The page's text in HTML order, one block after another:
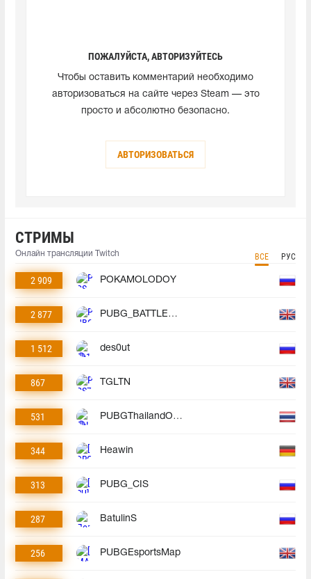
ПОЖАЛУЙСТА, АВТОРИЗУЙТЕСЬ
Чтобы оставить комментарий необходимо
авторизоваться на сайте через Steam — это
просто и абсолютно безопасно.
АВТОРИЗОВАТЬСЯ
СТРИМЫ
Онлайн трансляции Twitch ВСЕ РУС
2 909 POKAMOLODOY
2 877 PUBG_BATTLEGROUNDS
1 512 des0ut
867 TGLTN
531 PUBGThailandOfficial
344 Heawin
313 PUBG_CIS
287 BatulinS
256 PUBGEsportsMap